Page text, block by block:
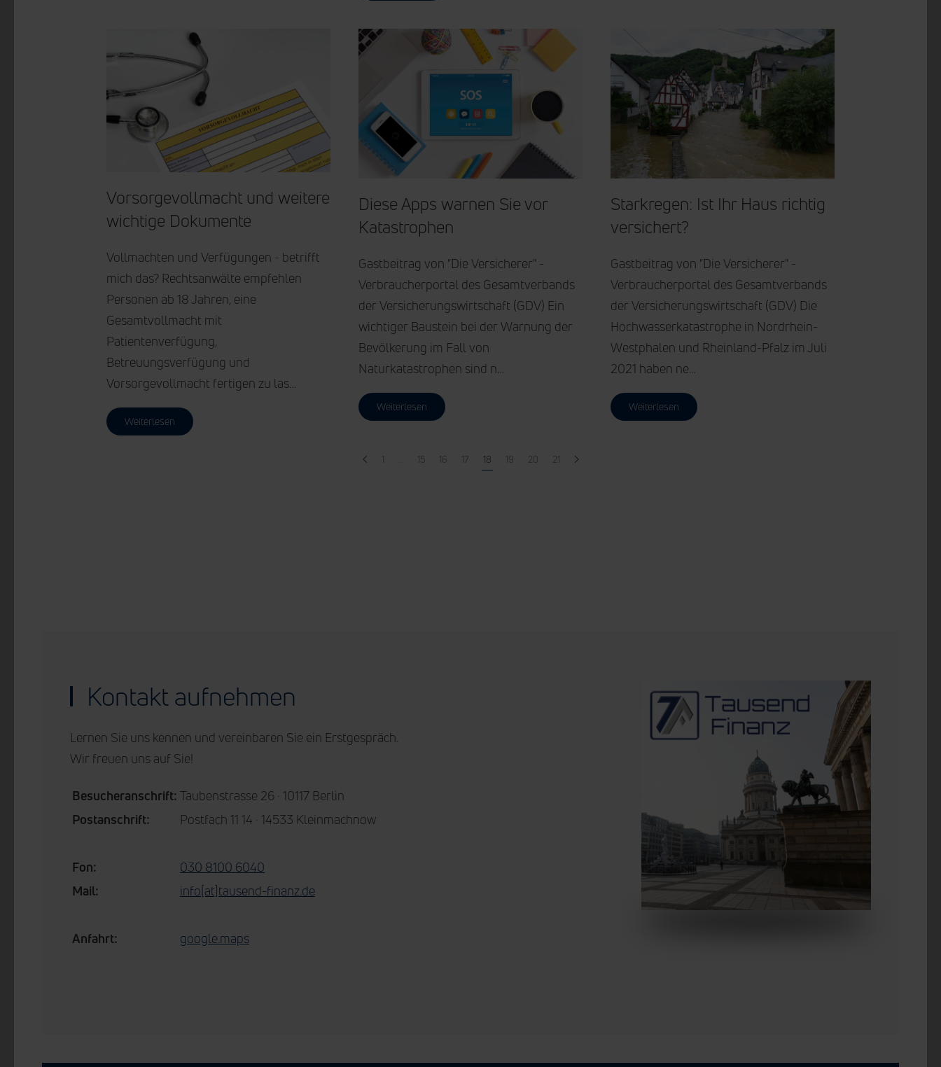
Vorsorgevollmacht und weitere
wichtige Dokumente
Vollmachten und Verfügungen - betrifft
mich das? Rechtsanwälte empfehlen
Personen ab 18 Jahren, eine
Gesamtvollmacht mit
Patientenverfügung,
Betreuungsverfügung und
Vorsorgevollmacht fertigen zu las…
Weiterlesen
Diese Apps war­nen Sie vor
Kata­stro­phen
Gastbeitrag von "Die Versicherer" -
Verbraucherportal des Gesamtverbands
der Versicherungswirtschaft (GDV) Ein
wichtiger Baustein bei der Warnung der
Bevölkerung im Fall von
Naturkatastrophen sind n…
Weiterlesen
Star­kre­gen: Ist Ihr Haus rich­tig
ver­si­chert?
Gastbeitrag von "Die Versicherer" -
Verbraucherportal des Gesamtverbands
der Versicherungswirtschaft (GDV) Die
Hochwasserkatastrophe in Nordrhein-
Westphalen und Rheinland-Pfalz im Juli
2021 haben ne…
Weiterlesen
1 15 16 17 18 19 20 21
Kontakt aufnehmen
Lernen Sie uns kennen und vereinbaren Sie ein Erstgespräch.
Wir freuen uns auf Sie!
Besucheranschrift: Taubenstrasse 26 · 10117 Berlin
Postanschrift:
Postfach 11 14 · 14533 Kleinmachnow
Fon:
030 8100 6040
Mail:
info[at]tausend-finanz.de
Anfahrt: google.maps